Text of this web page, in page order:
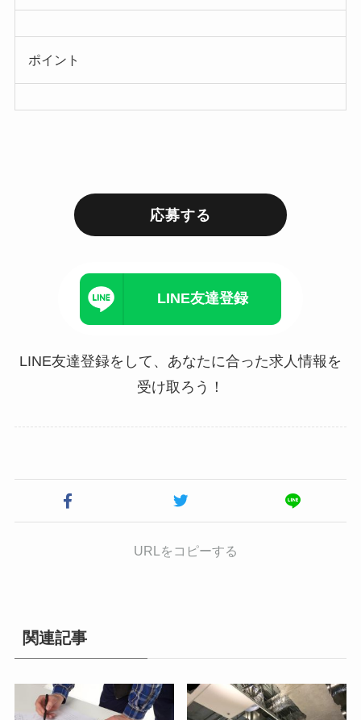
ポイント
応募する
LINE友達登録
LINE友達登録をして、あなたに合った求人情報を
受け取ろう！
URLをコピーする
関連記事